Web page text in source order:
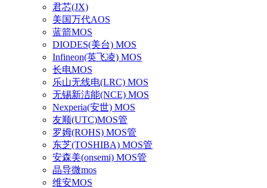
君芯(JX)
美国万代AOS
蓝箭MOS
DIODES(美台) MOS
Infineon(英飞凌) MOS
长电MOS
乐山无线电(LRC) MOS
无锡新洁能(NCE) MOS
Nexperia(安世) MOS
友顺(UTC)MOS管
罗姆(ROHS) MOS管
东芝(TOSHIBA) MOS管
安森美(onsemi) MOS管
晶导微mos
维安MOS